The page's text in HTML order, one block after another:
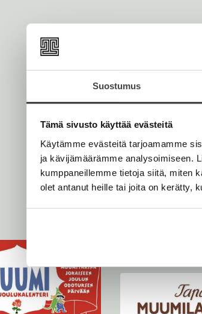
Suostumus
Tämä sivusto käyttää evästeitä
Käytämme evästeitä tarjoamamme
ja kävijämäärämme analysoimiseen.
kumppaneillemme tietoja siitä, miten
olet antanut heille tai joita on kerätty,